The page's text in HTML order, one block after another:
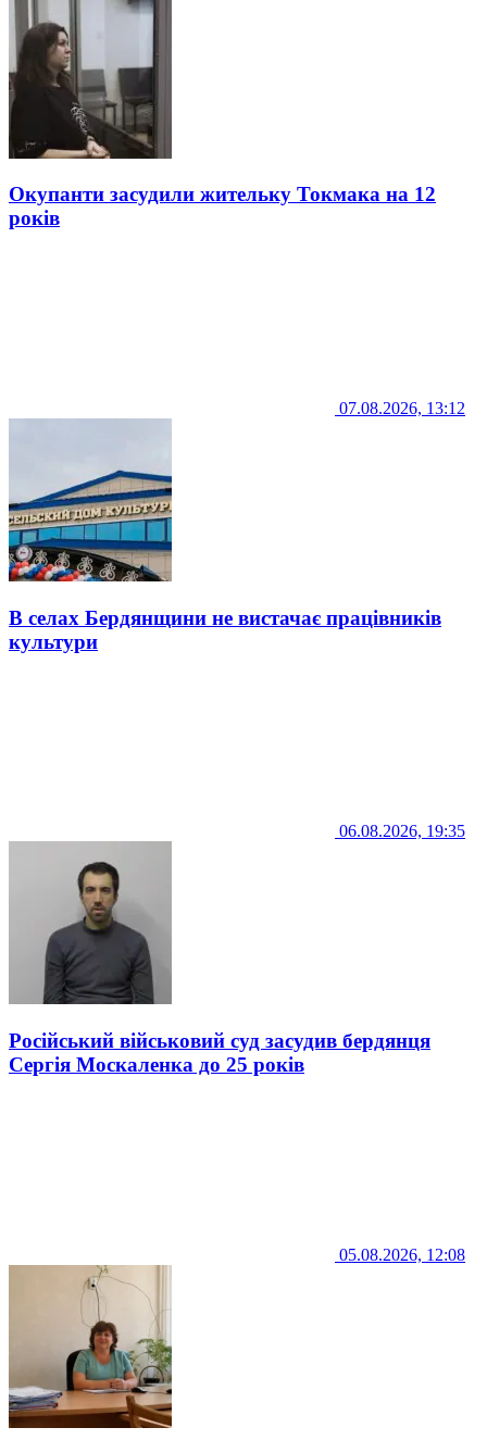
Окупанти засудили жительку Токмака на 12
років
07.08.2026, 13:12
В селах Бердянщини не вистачає працівників
культури
06.08.2026, 19:35
Російський військовий суд засудив бердянця
Сергія Москаленка до 25 років
05.08.2026, 12:08